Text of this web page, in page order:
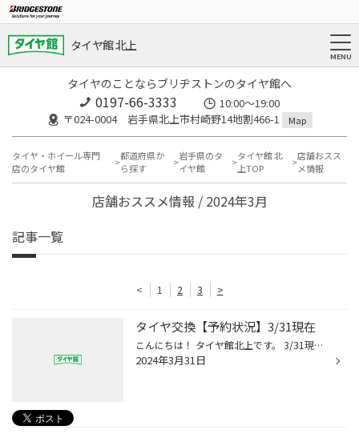
タイヤ館 北上
タイヤのことならブリヂストンのタイヤ館へ
0197-66-3333
10:00～19:00
〒024-0004 岩手県北上市村崎野14地割466-1
Map
タイヤ・ホイール専門
店のタイヤ館
都道府県か
ら探す
岩手県のタ
イヤ館
タイヤ館 北
上TOP
店舗おスス
メ情報
店舗おススメ情報 / 2024年3月
記事一覧
< 1 2 3 >
タイヤ交換【予約状況】3/31現在
こんにちは！ タイヤ館北上です。 3/31現在のタイヤ交換 【予約状況】をお知らせ致します。 4/ 1(月)△ 4/ 2(火)△ 4/ 4(木)△ 4/ 5(金)× 4/ 6(土)× 4/ 7(日)× 4/ 8(月)△ 4/ 9(火)△ 4/ 11(木)△ 4/ 12(金)〇 4/ 13(土)△ 4/ 14(日)△ 〇…空きあり△…予約枠残りわずか×…予約が埋まっております 混雑...
2024年3月31日